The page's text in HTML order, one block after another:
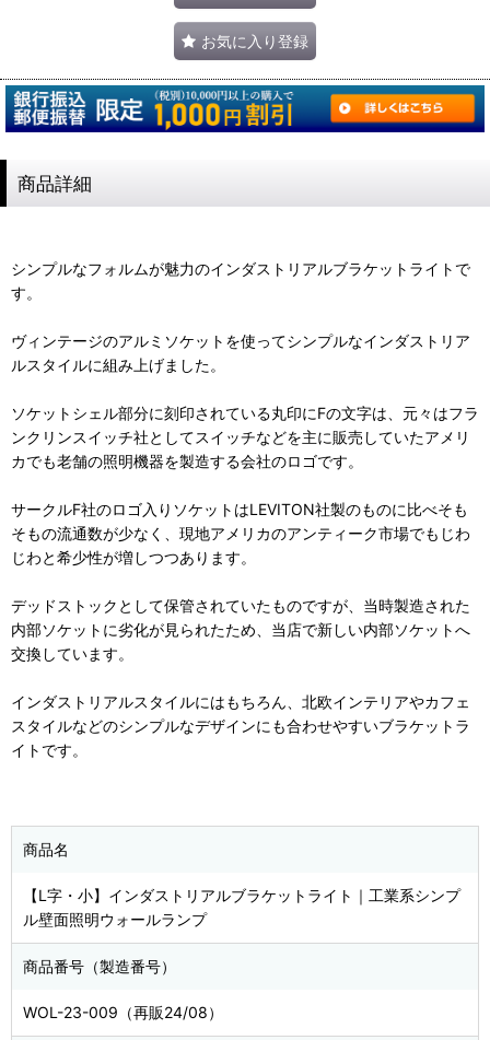
お気に入り登録
商品詳細
シンプルなフォルムが魅力のインダストリアルブラケットライトで
す。
ヴィンテージのアルミソケットを使ってシンプルなインダストリア
ルスタイルに組み上げました。
ソケットシェル部分に刻印されている丸印にFの文字は、元々はフラ
ンクリンスイッチ社としてスイッチなどを主に販売していたアメリ
カでも老舗の照明機器を製造する会社のロゴです。
サークルF社のロゴ入りソケットはLEVITON社製のものに比べそも
そもの流通数が少なく、現地アメリカのアンティーク市場でもじわ
じわと希少性が増しつつあります。
デッドストックとして保管されていたものですが、当時製造された
内部ソケットに劣化が見られたため、当店で新しい内部ソケットへ
交換しています。
インダストリアルスタイルにはもちろん、北欧インテリアやカフェ
スタイルなどのシンプルなデザインにも合わせやすいブラケットラ
イトです。
商品名
【L字・小】インダストリアルブラケットライト｜工業系シンプ
ル壁面照明ウォールランプ
商品番号（製造番号）
WOL-23-009（再販24/08）